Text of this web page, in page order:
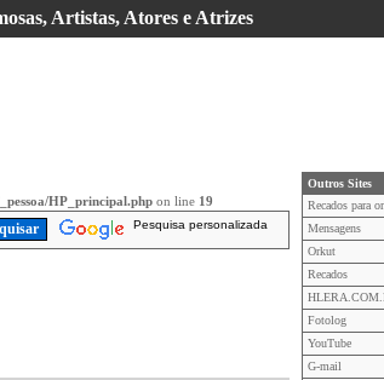
Artistas, Atores e Atrizes
HP_principal.php on line 19
Pesquisa personalizada
Outros Sites
Recados para
Mensagens
Orkut
Recados
Fotolog
YouTube
G-mail